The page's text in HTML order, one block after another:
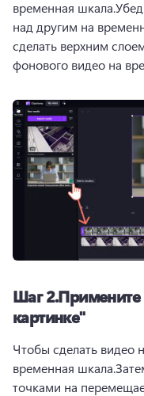
временная
над другим на
сделать верхним
фонового видео на
Шаг 2.Примените
картинке"
Чтобы сделать видео
временная
точками на